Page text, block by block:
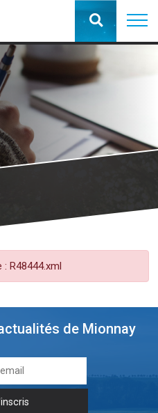
R48444.xml
de Mionnay